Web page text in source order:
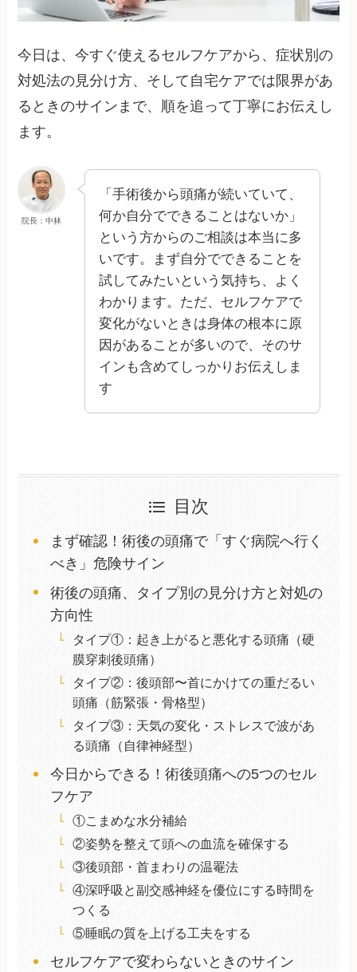
今日は、今すぐ使えるセルフケアから、症状別の
対処法の見分け方、そして自宅ケアでは限界があ
るときのサインまで、順を追って丁寧にお伝えし
ます。
院長：中林
「手術後から頭痛が続いていて、
何か自分でできることはないか」
という方からのご相談は本当に多
いです。まず自分でできることを
試してみたいという気持ち、よく
わかります。ただ、セルフケアで
変化がないときは身体の根本に原
因があることが多いので、そのサ
インも含めてしっかりお伝えしま
す
目次
まず確認！術後の頭痛で「すぐ病院へ行く
べき」危険サイン
術後の頭痛、タイプ別の見分け方と対処の
方向性
タイプ①：起き上がると悪化する頭痛（硬
膜穿刺後頭痛）
タイプ②：後頭部〜首にかけての重だるい
頭痛（筋緊張・骨格型）
タイプ③：天気の変化・ストレスで波があ
る頭痛（自律神経型）
今日からできる！術後頭痛への5つのセル
フケア
①こまめな水分補給
②姿勢を整えて頭への血流を確保する
③後頭部・首まわりの温罨法
④深呼吸と副交感神経を優位にする時間を
つくる
⑤睡眠の質を上げる工夫をする
セルフケアで変わらないときのサイン